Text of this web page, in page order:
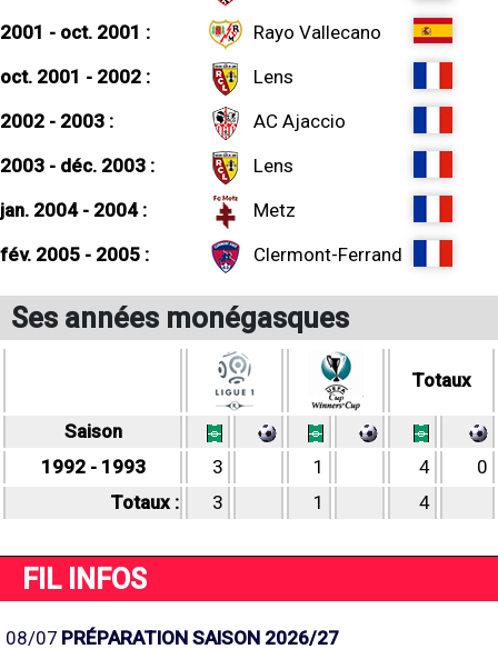
2001 - oct. 2001 :
Rayo Vallecano
oct. 2001 - 2002 :
Lens
2002 - 2003 :
AC Ajaccio
2003 - déc. 2003 :
Lens
jan. 2004 - 2004 :
Metz
fév. 2005 - 2005 :
Clermont-Ferrand
Ses années monégasques
Totaux
Saison
1992 - 1993
3 1 4
0
Totaux :
3 1 4
FIL INFOS
08/07 PRÉPARATION SAISON 2026/27